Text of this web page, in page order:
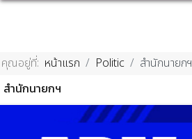
คุณอยู่ที่: หน้าแรก Politic
สำนักนายกฯ
สำนักนายกฯ